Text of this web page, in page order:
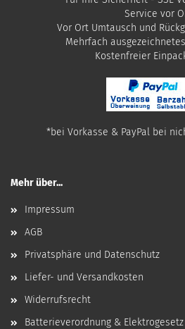
Service vor
Vor Ort Umtausch und
Mehrfach
​Kostenfreier
*bei Vorkasse & PayPal bei
Mehr über...
Impressum
AGB
Privatsphäre und Datenschutz
Liefer- und Versandkosten
Widerrufsrecht
Batterieverordnung & Elektrogesetz